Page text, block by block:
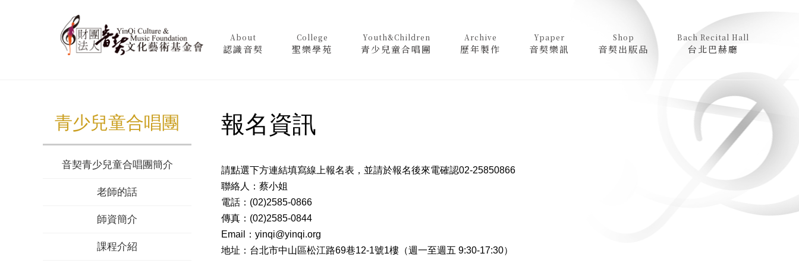
About
認識音契
College
聖樂學苑
Youth&Children
青少兒童合唱團
Archive
歷年製作
Ypaper
音契樂訊
Shop
音契出版品
Bach Recital Hall
台北巴赫廳
青少兒童合唱團
音契青少兒童合唱團簡介
老師的話
師資簡介
課程介紹
報名資訊
請點選下方連結填寫線上報名表，並請於報名後來電確認02-25850866
聯絡人：蔡小姐
電話：(02)2585-0866
傳真：(02)2585-0844
Email：yinqi@yinqi.org
地址：台北市中山區松江路69巷12-1號1樓（週一至週五 9:30-17:30）